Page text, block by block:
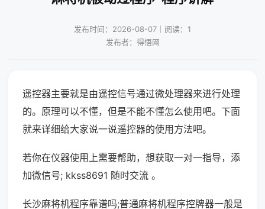
发布时间：2026-08-07｜阅读：1
发布者：得悟网
遥控器主要就是由遥控信号通过微处理器来进行处理
的。原理可以不懂，但是不能不懂怎么使用吧。下面
就来详细给大家说一说遥控器的使用方法吧。
若你在仪器使用上需要帮助，想获取一对一指导，添
加微信号; kkss8691 随时交流 。
长沙麻将机程序靠谱吗;普通麻将机程序控牌器一般是